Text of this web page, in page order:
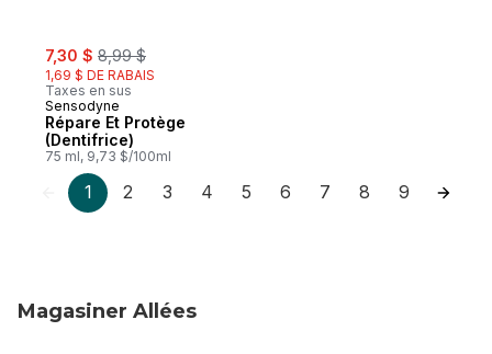
sale:
7,30 $ , formerly:
8,99 $
1,69 $ DE RABAIS
Taxes en sus
Sensodyne
Répare Et Protège
(Dentifrice)
75 ml, 9,73 $/100ml
1 2 3 4 5 6 7 8 9
Magasiner Allées